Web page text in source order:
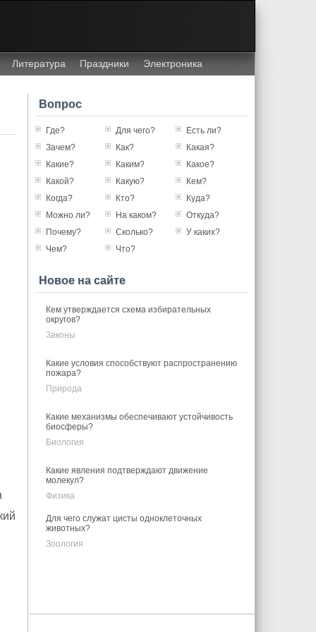
Литература Праздники Электроника
Вопрос
Где? Для чего?
Есть ли?
Зачем?
Как?
Какая?
Какие?
Каким?
Какое?
Какой?
Какую?
Кем?
Когда?
Кто?
Куда?
Можно ли?
На каком?
Откуда?
Почему?
Сколько?
У каких?
Чем?
Что?
Новое на сайте
Кем утверждается схема избирательных
округов?
Законы
Какие условия способствуют распространению
пожара?
Природа
Какие механизмы обеспечивают устойчивость
биосферы?
Биология
Какие явления подтверждают движение
молекул?
Физика
Для чего служат цисты одноклеточных
животных?
Зоология